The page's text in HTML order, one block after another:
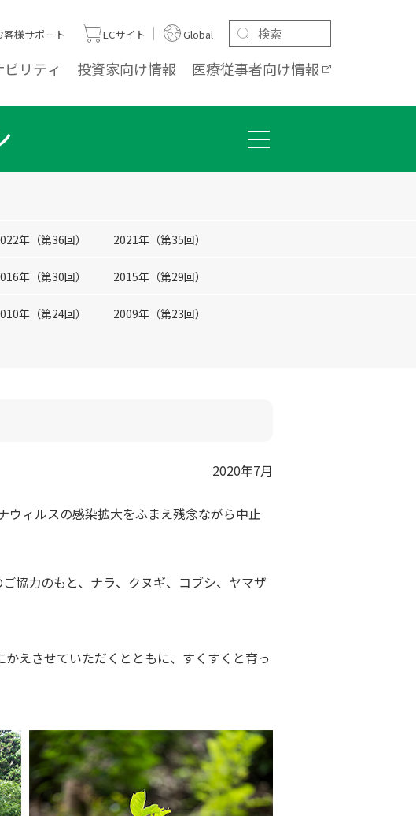
ビリティ 投資家向け情報 医療従事者向け情報
客様サポート ECサイト Global
年（第36回） 2021年（第35回）
年（第30回） 2015年（第29回）
年（第24回） 2009年（第23回）
2020年7月
ィルスの感染拡大をふまえ残念ながら中止
協力のもと、ナラ、クヌギ、コブシ、ヤマザ
えさせていただくとともに、すくすくと育っ